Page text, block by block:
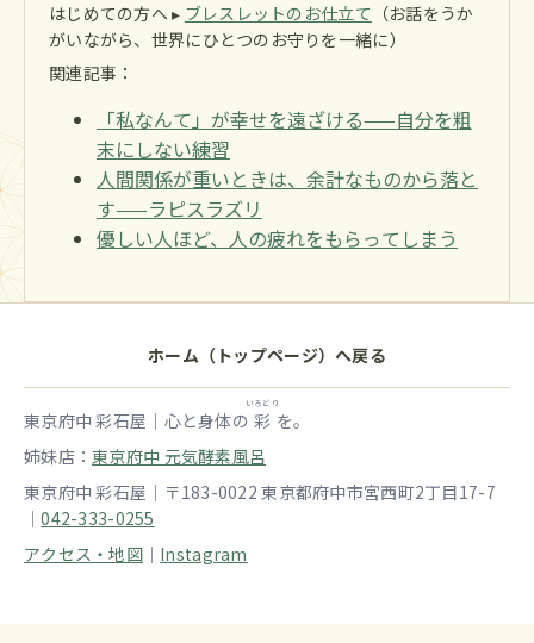
はじめての方へ ▸ ブレスレットのお仕立て （お話をうか
がいながら、世界にひとつのお守りを一緒に）
関連記事：
「私なんて」が幸せを遠ざける——自分を粗
末にしない練習
人間関係が重いときは、余計なものから落と
す——ラピスラズリ
優しい人ほど、人の疲れをもらってしまう
ホーム（トップページ）へ戻る
東京府中 彩石屋｜心と身体の 彩
いろどり
を。
姉妹店：東京府中 元気酵素風呂
東京府中 彩石屋｜〒183-0022 東京都府中市宮西町2丁目17-7
｜042-333-0255
アクセス・地図｜ Instagram